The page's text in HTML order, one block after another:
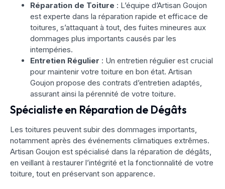
Réparation de Toiture : L’équipe d’Artisan Goujon
est experte dans la réparation rapide et efficace de
toitures, s’attaquant à tout, des fuites mineures aux
dommages plus importants causés par les
intempéries.
Entretien Régulier : Un entretien régulier est crucial
pour maintenir votre toiture en bon état. Artisan
Goujon propose des contrats d’entretien adaptés,
assurant ainsi la pérennité de votre toiture.
Spécialiste en Réparation de Dégâts
Les toitures peuvent subir des dommages importants,
notamment après des événements climatiques extrêmes.
Artisan Goujon est spécialisé dans la réparation de dégâts,
en veillant à restaurer l’intégrité et la fonctionnalité de votre
toiture, tout en préservant son apparence.